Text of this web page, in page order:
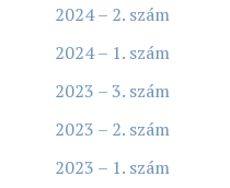
2024 – 2. szám
2024 – 1. szám
2023 – 3. szám
2023 – 2. szám
2023 – 1. szám